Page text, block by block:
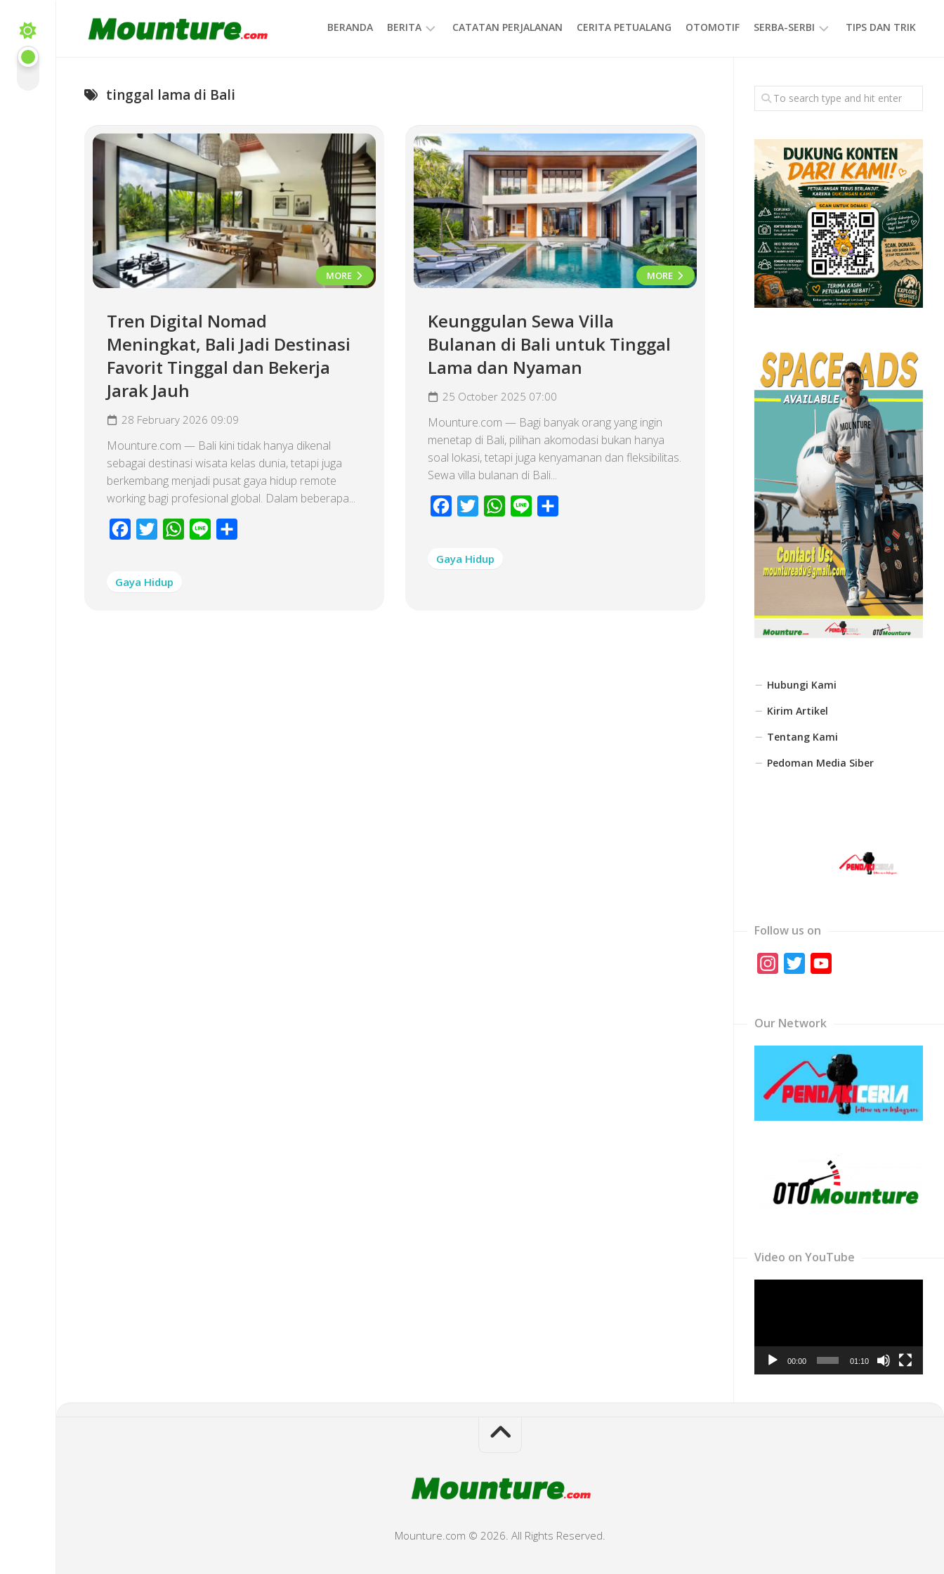
content
BERANDA BERITA CATATAN PERJALANAN CERITA PETUALANG OTOMOTIF SERBA-SERBI
GAYA
HIDUP
TIPS DAN TRIK
tinggal lama di Bali
MORE
Tren Digital Nomad
Meningkat, Bali Jadi Destinasi
Favorit Tinggal dan Bekerja
Jarak Jauh
28 February 2026 09:09
Mounture.com — Bali kini tidak hanya dikenal
sebagai destinasi wisata kelas dunia, tetapi juga
berkembang menjadi pusat gaya hidup remote
working bagi profesional global. Dalam beberapa...
Facebook
Twitter WhatsApp
Line
Gaya Hidup
MORE
Keunggulan Sewa Villa
Bulanan di Bali untuk Tinggal
Lama dan Nyaman
25 October 2025 07:00
Mounture.com — Bagi banyak orang yang ingin
menetap di Bali, pilihan akomodasi bukan hanya
soal lokasi, tetapi juga kenyamanan dan fleksibilitas.
Sewa villa bulanan di Bali...
Facebook
Twitter WhatsApp
Line
Gaya Hidup
Hubungi Kami
Kirim Artikel
Tentang Kami
Pedoman Media Siber
Follow us on
Instagram
Twitter
Our Network
Video on YouTube
00:00 01:10
Mounture.com © 2026. All Rights Reserved.